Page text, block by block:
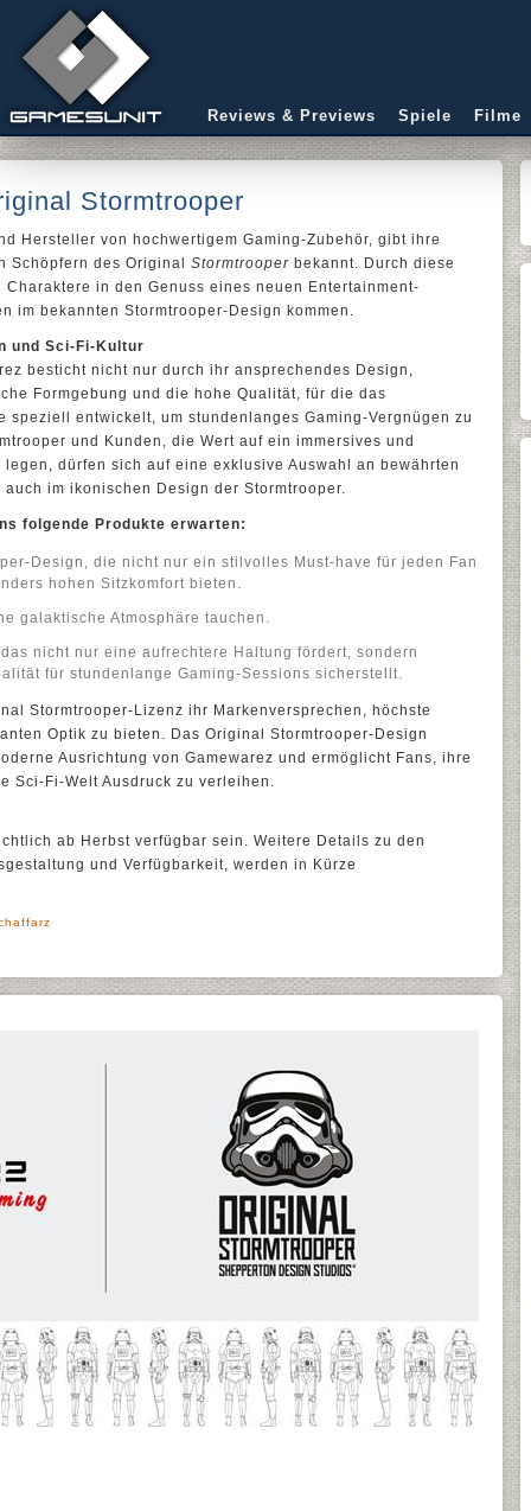
Reviews & Previews Spiele Filme
Stormtrooper
Hersteller von hochwertigem Gaming-Zubehör, gibt ihre
Schöpfern des Original Stormtrooper bekannt. Durch diese
in den Genuss eines neuen Entertainment-
im bekannten Stormtrooper-Design kommen.
und Sci-Fi-Kultur
besticht nicht nur durch ihr ansprechendes Design,
Formgebung und die hohe Qualität, für die das
speziell entwickelt, um stundenlanges Gaming-Vergnügen zu
und Kunden, die Wert auf ein immersives und
dürfen sich auf eine exklusive Auswahl an bewährten
im ikonischen Design der Stormtrooper.
folgende Produkte erwarten:
Design, die nicht nur ein stilvolles Must-have für jeden Fan
hohen Sitzkomfort bieten.
galaktische Atmosphäre tauchen.
nicht nur eine aufrechtere Haltung fördert, sondern
für stundenlange Gaming-Sessions sicherstellt.
Stormtrooper-Lizenz ihr Markenversprechen, höchste
Optik zu bieten. Das Original Stormtrooper-Design
Ausrichtung von Gamewarez und ermöglicht Fans, ihre
Sci-Fi-Welt Ausdruck zu verleihen.
ab Herbst verfügbar sein. Weitere Details zu den
und Verfügbarkeit, werden in Kürze